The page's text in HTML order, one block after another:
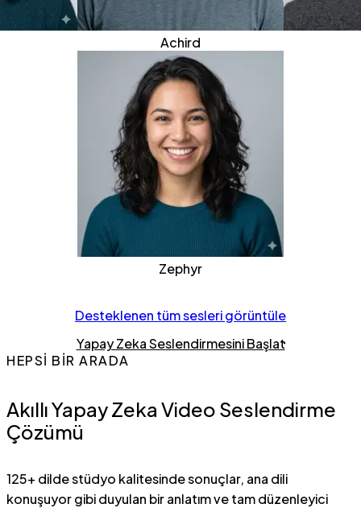
Achird
Zephyr
Desteklenen tüm sesleri görüntüle
Yapay Zeka Seslendirmesini Başlat
HEPSİ BİR ARADA
Akıllı Yapay Zeka Video Seslendirme
Çözümü
125+ dilde stüdyo kalitesinde sonuçlar, ana dili
konuşuyor gibi duyulan bir anlatım ve tam düzenleyici